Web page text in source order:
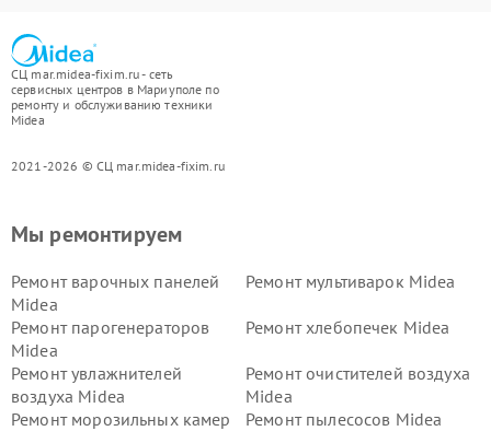
СЦ mar.midea-fixim.ru - сеть
сервисных центров в Мариуполе по
ремонту и обслуживанию техники
Midea
2021-2026 © СЦ mar.midea-fixim.ru
Мы ремонтируем
Ремонт варочных панелей
Midea
Ремонт мультиварок Midea
Ремонт парогенераторов
Midea
Ремонт хлебопечек Midea
Ремонт увлажнителей
воздуха Midea
Ремонт очистителей воздуха
Midea
Ремонт морозильных камер
Ремонт пылесосов Midea